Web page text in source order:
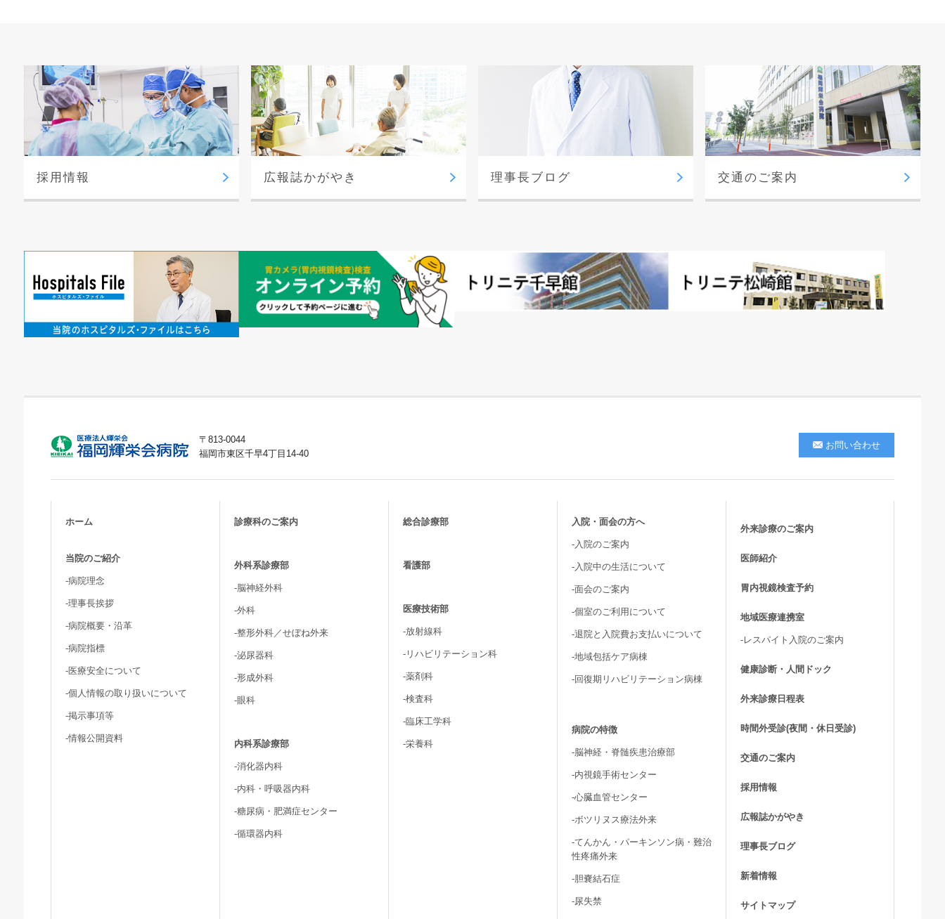
採用情報 広報誌かがやき 理事長ブログ 交通のご案内
〒813-0044
福岡市東区千早4丁目14-40
お問い合わせ
ホーム
当院のご紹介
-病院理念
-理事長挨拶
-病院概要・沿革
-病院指標
-医療安全について
-個人情報の取り扱いについて
-掲示事項等
-情報公開資料
診療科のご案内
外科系診療部
-脳神経外科
-外科
-整形外科／せぼね外来
-泌尿器科
-形成外科
-眼科
内科系診療部
-消化器内科
-内科・呼吸器内科
-糖尿病・肥満症センター
-循環器内科
総合診療部
看護部
医療技術部
-放射線科
-リハビリテーション科
-薬剤科
-検査科
-臨床工学科
-栄養科
入院・面会の方へ
-入院のご案内
-入院中の生活について
-面会のご案内
-個室のご利用について
-退院と入院費お支払いについて
-地域包括ケア病棟
-回復期リハビリテーション病棟
病院の特徴
-脳神経・脊髄疾患治療部
-内視鏡手術センター
-心臓血管センター
-ボツリヌス療法外来
-てんかん・パーキンソン病・難治
性疼痛外来
-胆嚢結石症
-尿失禁
外来診療のご案内
医師紹介
胃内視鏡検査予約
地域医療連携室
-レスパイト入院のご案内
健康診断・人間ドック
外来診療日程表
時間外受診(夜間・休日受診)
交通のご案内
採用情報
広報誌かがやき
理事長ブログ
新着情報
サイトマップ